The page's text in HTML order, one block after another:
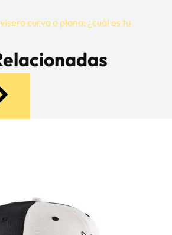
curva o plana: ¿cuál es tu